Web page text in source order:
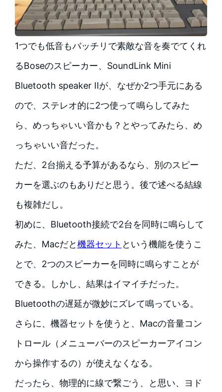
1つでも低音もバッチリで素敵な音を奏でてくれ
るBoseのスピーカー、SoundLink Mini
Bluetooth speaker IIが、なぜか2つ手元にある
ので、ステレオ的に2つ使って鳴らしてみた
ら、めっちゃいい音かも？とやってみたら、め
っちゃいい音だった。
ただ、2台揃える予算があるなら、別のスピー
カーを選ぶのもありだと思う。後で述べる結線
も複雑だし。
初めに、Bluetooth接続で2台を同時に鳴らして
みた、Macだと機器セット という機能を使うこ
とで、2つのスピーカーを同時に鳴らすことが
できる。しかし、結果はイマイチだった。
Bluetoothの遅延が微妙にズレて鳴っている。
さらに、機器セットを使うと、Macの音量コン
トロール（メニューバーのスピーカーアイコン
から操作するの）が使えなくなる。
だったら、物理的に線で繋ごう、と思い、ヨド